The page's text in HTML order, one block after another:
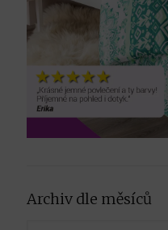
Archiv dle měsíců